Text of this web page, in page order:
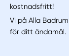
kostnadsfritt!
Vi på Alla
för ditt ändamål.